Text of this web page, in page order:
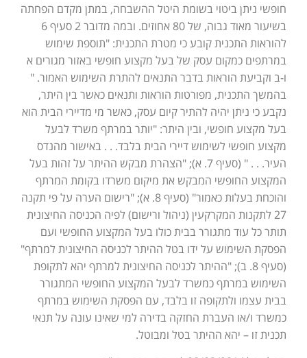
חופשי ניתן ביטוי בשומת היטל ההשבחה, במתן מקדם הפחתה
בשיעור מאוד גבוה, של 80 אחוזים. ובמה מדובר 2 סעיף 6
להוראות התכנית קובע כי מטרת התכנית: "תוספת שימוש
במרתפים כמקום עסק של בעל מקצוע חופשי באזור מגורים א
ו-ב וקביעת הוראות בדבר התנאים להתרת השימוש האמור. "
בהמשך התכנית, מפורטות הוראות ותנאים כאשר בין היתר,
נקבע כי ניתן יהיה להתיר קיום עסק, כאשר מי מדיירי הבית הוא
בעל מקצוע חופשי, ובין היתר: "יותר במרתף משרד לבעל
מקצוע חופשי לשימוש דיירי הבית בלבד. . . באישור מהנדס
העיר. . . " (סעיף 7. א); "הצהרת מבקש ההיתר על זהות בעל
המקצוע החופשי המבקש את מיקום משרדו בקומת המרתף
והוכחת בעלות כאמור" (סעיף 8. א); "רישום הערה על פי תקנה
27 לתקנות המקרקעין (ניהול ורישום) לפיה הכניסה החיצונית
תותר כל עוד מתגורר בבית כולו בעל המקצוע החופשי ועם
הפסקת השימוש על ידו בטל ההיתר לכניסה החיצונית למרתף"
(סעיף 8. ב); "ההיתר לכניסה החיצונית למרתף יהא לתקופת
השימוש במרתף כמשרד לבעל המקצוע החופשי המתגורר
בבית עצמו ולתקופה זו בלבד, עם הפסקת השימוש במרתף
כמשרד ו/או העברת החזקה בדירה למי שאינו עונה על תנאי
תכנית זו – יהא ההיתר בטל ומבוטל.